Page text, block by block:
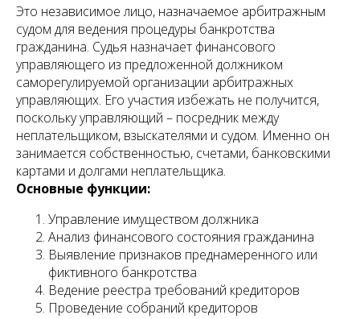
Это независимое лицо, назначаемое арбитражным
судом для ведения процедуры банкротства
гражданина. Судья назначает финансового
управляющего из предложенной должником
саморегулируемой организации арбитражных
управляющих. Его участия избежать не получится,
поскольку управляющий – посредник между
неплательщиком, взыскателями и судом. Именно он
занимается собственностью, счетами, банковскими
картами и долгами неплательщика.
Основные функции:
Управление имуществом должника
Анализ финансового состояния гражданина
Выявление признаков преднамеренного или
фиктивного банкротства
Ведение реестра требований кредиторов
Проведение собраний кредиторов